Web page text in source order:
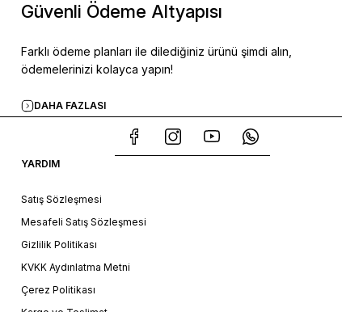
Güvenli Ödeme Altyapısı
Farklı ödeme planları ile dilediğiniz ürünü şimdi alın,
ödemelerinizi kolayca yapın!
DAHA FAZLASI
YARDIM
Satış Sözleşmesi
Mesafeli Satış Sözleşmesi
Gizlilik Politikası
KVKK Aydınlatma Metni
Çerez Politikası